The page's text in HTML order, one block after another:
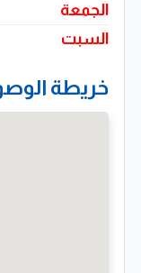
تطوير أنظمة
تقديم تقارير مالية
الجمعة
السبت
خريطة